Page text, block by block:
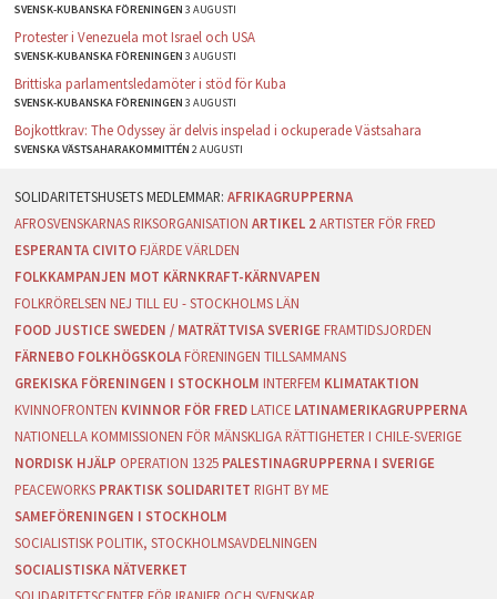
SVENSK-KUBANSKA FÖRENINGEN3 AUGUSTI
Protester i Venezuela mot Israel och USA
SVENSK-KUBANSKA FÖRENINGEN3 AUGUSTI
Brittiska parlamentsledamöter i stöd för Kuba
SVENSK-KUBANSKA FÖRENINGEN3 AUGUSTI
Bojkottkrav: The Odyssey är delvis inspelad i ockuperade Västsahara
SVENSKA VÄSTSAHARAKOMMITTÉN2 AUGUSTI
AFRIKAGRUPPERNA
AFROSVENSKARNAS RIKSORGANISATION ARTIKEL 2 ARTISTER FÖR FRED
ESPERANTA CIVITO FJÄRDE VÄRLDEN
FOLKKAMPANJEN MOT KÄRNKRAFT-KÄRNVAPEN
FOLKRÖRELSEN NEJ TILL EU - STOCKHOLMS LÄN
FOOD JUSTICE SWEDEN / MATRÄTTVISA SVERIGE FRAMTIDSJORDEN
FÄRNEBO FOLKHÖGSKOLA FÖRENINGEN TILLSAMMANS
GREKISKA FÖRENINGEN I STOCKHOLM INTERFEM KLIMATAKTION
KVINNOFRONTEN KVINNOR FÖR FRED LATICE LATINAMERIKAGRUPPERNA
NATIONELLA KOMMISSIONEN FÖR MÄNSKLIGA RÄTTIGHETER I CHILE-SVERIGE
NORDISK HJÄLP OPERATION 1325 PALESTINAGRUPPERNA I SVERIGE
PEACEWORKS PRAKTISK SOLIDARITET RIGHT BY ME
SAMEFÖRENINGEN I STOCKHOLM
SOCIALISTISK POLITIK, STOCKHOLMSAVDELNINGEN
SOCIALISTISKA NÄTVERKET